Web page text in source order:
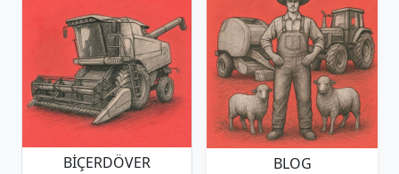
BIÇERDÖVER BLOG